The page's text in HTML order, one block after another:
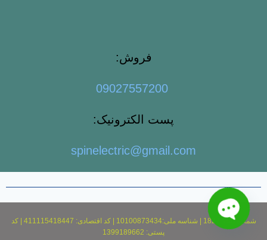
فروش:
09027557200
پست الکترونیک:
spinelectric@gmail.com
شماره ثبت: 1827 | شناسه ملی:10100873434 | کد اقتصادی: 411115418447 | کد
پستی: 1399189662